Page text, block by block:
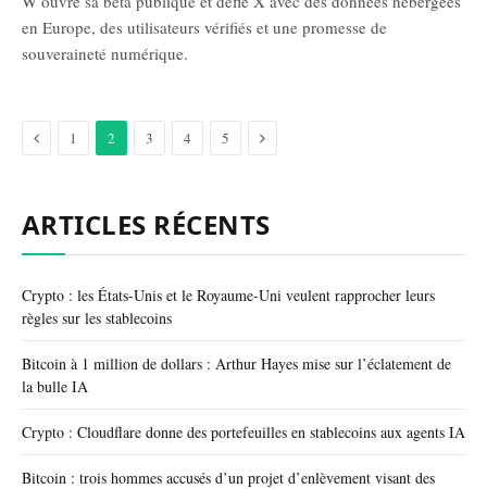
en Europe, des utilisateurs vérifiés et une promesse de
souveraineté numérique.
Précédent
1 2 3 4 5 Suivant
ARTICLES RÉCENTS
Crypto : les États-Unis et le Royaume-Uni veulent rapprocher leurs
règles sur les stablecoins
Bitcoin à 1 million de dollars : Arthur Hayes mise sur l’éclatement de
la bulle IA
Crypto : Cloudflare donne des portefeuilles en stablecoins aux agents IA
Bitcoin : trois hommes accusés d’un projet d’enlèvement visant des